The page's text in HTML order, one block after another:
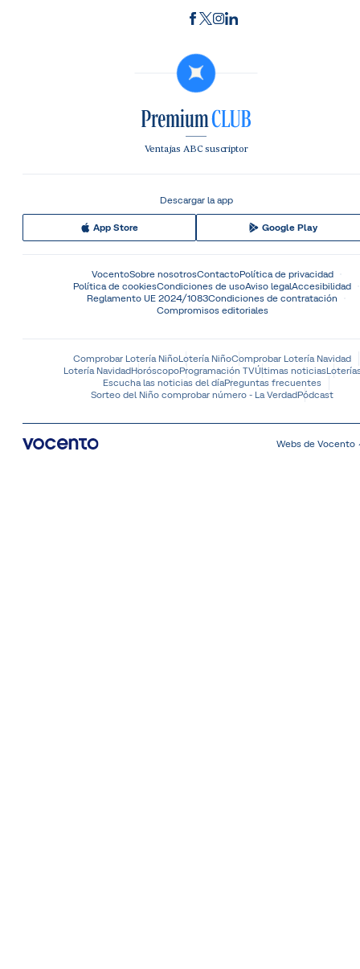
Ventajas ABC suscriptor
Descargar la app
App Store Google Play
VocentoSobre nosotrosContactoPolítica de privacidad
Política de cookiesCondiciones de usoAviso legalAccesibilidad
Reglamento UE 2024/1083Condiciones de contratación
Compromisos editoriales
Comprobar Lotería NiñoLotería NiñoComprobar Lotería Navidad
Lotería NavidadHoróscopoProgramación TVÚltimas noticias
Escucha las noticias del díaPreguntas frecuentes
Sorteo del Niño comprobar número - La VerdadPódcast
Webs de Vocento